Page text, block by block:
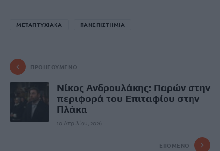
ΜΕΤΑΠΤΥΧΙΑΚΑ ΠΑΝΕΠΙΣΤΗΜΙΑ
ΠΡΟΗΓΟΎΜΕΝΟ
Νίκος Ανδρουλάκης: Παρών στην
περιφορά του Επιταφίου στην
Πλάκα
10 Απριλίου, 2026
ΕΠΌΜΕΝΟ